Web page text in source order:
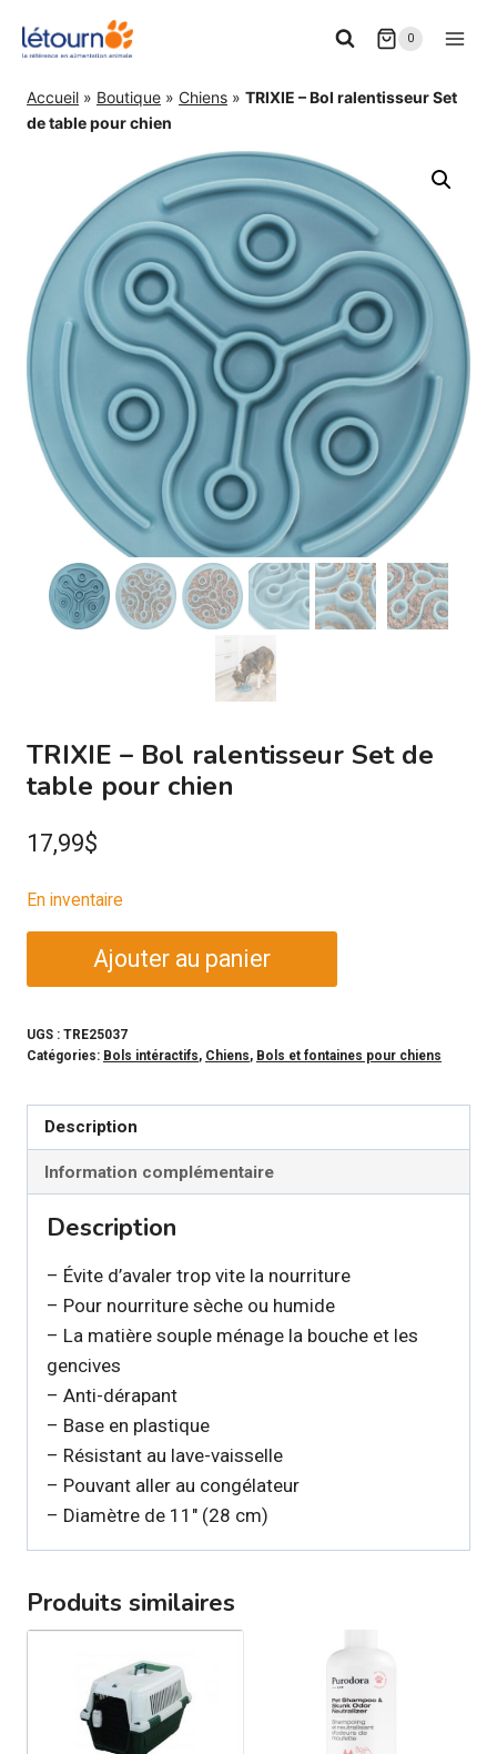
0
Accueil » Boutique » Chiens » TRIXIE – Bol ralentisseur Set
de table pour chien
TRIXIE – Bol ralentisseur Set de
table pour chien
17,99$
En inventaire
-
Bol
Set
de
table
pour
Ajouter au panier
UGS : TRE25037
Catégories: Bols intéractifs, Chiens, Bols et fontaines pour chiens
Description
Information complémentaire
Description
– Évite d’avaler trop vite la nourriture
– Pour nourriture sèche ou humide
– La matière souple ménage la bouche et les
gencives
– Anti-dérapant
– Base en plastique
– Résistant au lave-vaisselle
– Pouvant aller au congélateur
– Diamètre de 11″ (28 cm)
Produits similaires